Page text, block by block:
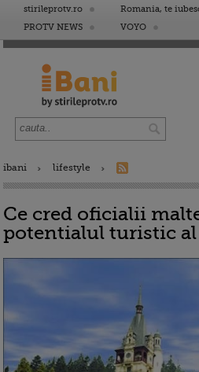
stirileprotv.ro Romania, te
PROTV NEWS
VOYO
ibani lifestyle
Ce cred oficialii
potentialul turistic